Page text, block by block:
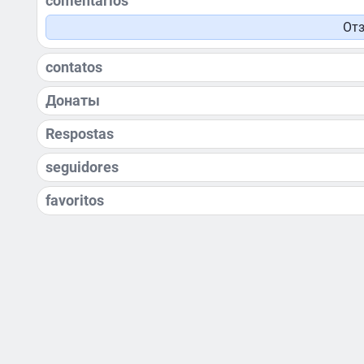
contatos
Донаты
Respostas
seguidores
favoritos